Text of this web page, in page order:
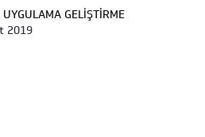
GELİŞTİRME
2019